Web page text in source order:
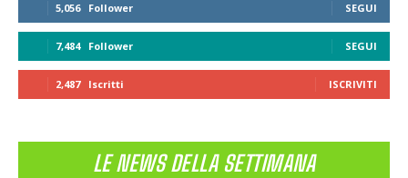
5,056 Follower SEGUI
7,484 Follower SEGUI
2,487 Iscritti ISCRIVITI
LE NEWS DELLA SETTIMANA